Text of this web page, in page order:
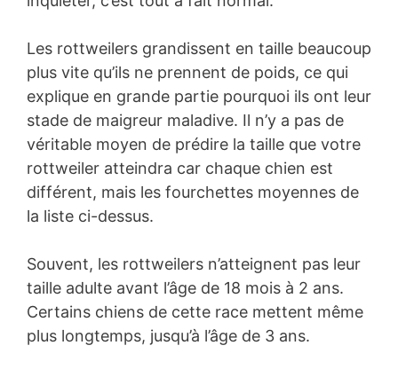
Les rottweilers grandissent en taille beaucoup
plus vite qu’ils ne prennent de poids, ce qui
explique en grande partie pourquoi ils ont leur
stade de maigreur maladive. Il n’y a pas de
véritable moyen de prédire la taille que votre
rottweiler atteindra car chaque chien est
différent, mais les fourchettes moyennes de
la liste ci-dessus.
Souvent, les rottweilers n’atteignent pas leur
taille adulte avant l’âge de 18 mois à 2 ans.
Certains chiens de cette race mettent même
plus longtemps, jusqu’à l’âge de 3 ans.